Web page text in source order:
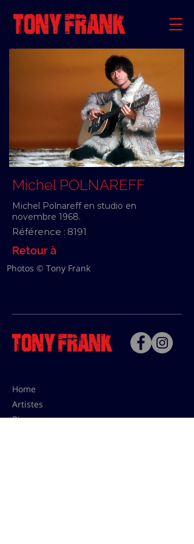
Michel POLNAREFF
Michel Polnareff en studio en
novembre 1968.
Référence : 8191
Retour à
Photos © Tony Frank
Home
Artistes
Bio